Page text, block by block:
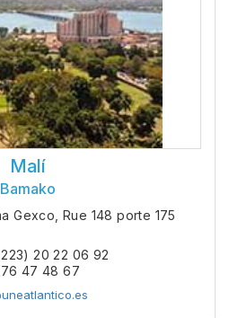
Malí
Bamako
Gexco, Rue 148 porte 175
20 22 06 92
47 48 67